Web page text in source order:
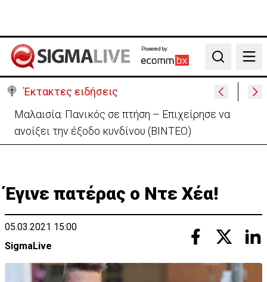
Powered by:
Search
Έκτακτες ειδήσεις
Μαλαισία: Πανικός σε πτήση – Επιχείρησε να
ανοίξει την έξοδο κυνδίνου (ΒΙΝΤΕΟ)
Έγινε πατέρας ο Ντε Χέα!
05.03.2021 15:00
SigmaLive